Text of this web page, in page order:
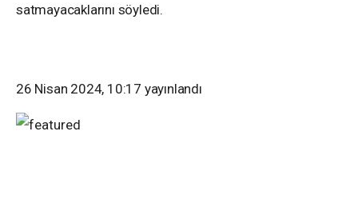
satmayacaklarını söyledi.
26 Nisan 2024, 10:17 yayınlandı